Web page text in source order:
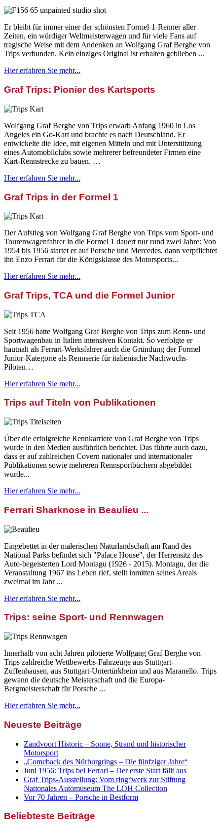
Er bleibt für immer einer der schönsten Formel-1-Renner aller
Zeiten, ein würdiger Weltmeisterwagen und für viele Fans auf
tragische Weise mit dem Andenken an Wolfgang Graf Berghe von
Trips verbunden. Kein einziges Original ist erhalten geblieben ...
Hier erfahren Sie mehr...
Graf Trips: Pionier des Kartsports
Wolfgang Graf Berghe von Trips erwarb Anfang 1960 in Los
Angeles ein Go-Kart und brachte es nach Deutschland. Er
entwickelte die Idee, mit eigenen Mitteln und mit Unterstützung
eines Automobilclubs sowie mehrerer befreundeter Firmen eine
Kart-Rennstrecke zu bauen. …
Hier erfahren Sie mehr...
Graf Trips in der Formel 1
Der Aufstieg von Wolfgang Graf Berghe von Trips vom Sport- und
Tourenwagenfahrer in die Formel 1 dauert nur rund zwei Jahre: Von
1954 bis 1956 startet er auf Porsche und Mercedes, dann verpflichtet
ihn Enzo Ferrari für die Königsklasse des Motorsports...
Hier erfahren Sie mehr...
Graf Trips, TCA und die Formel Junior
Seit 1956 hatte Wolfgang Graf Berghe von Trips zum Renn- und
Sportwagenbau in Italien intensiven Kontakt. So verfolgte er
hautnah als Ferrari-Werksfahrer auch die Gründung der Formel
Junior-Kategorie als Rennserie für italienische Nachwuchs-
Piloten…
Hier erfahren Sie mehr...
Trips auf Titeln von Publikationen
Über die erfolgreiche Rennkarriere von Graf Berghe von Trips
wurde in den Medien ausführlich berichtet. Das führte auch dazu,
dass er auf zahlreichen Covern nationaler und internationaler
Publikationen sowie mehreren Rennsportbüchern abgebildet
wurde...
Hier erfahren Sie mehr...
Ferrari Sharknose in Beaulieu ...
Eingebettet in der malerischen Naturlandschaft am Rand des
National Parks befindet sich "Palace House", der Herrensitz des
Auto-begeisterten Lord Montagu (1926 - 2015). Montagu, der die
Veranstaltung 1967 ins Leben rief, stellt inmitten seines Areals
zweimal im Jahr ...
Hier erfahren Sie mehr...
Trips: seine Sport- und Rennwagen
Innerhalb von acht Jahren pilotierte Wolfgang Graf Berghe von
Trips zahlreiche Wettbewerbs-Fahrzeuge aus Stuttgart-
Zuffenhausen, aus Stuttgart-Untertürkheim und aus Maranello. Trips
gewann die deutsche Meisterschaft und die Europa-
Bergmeisterschaft für Porsche ...
Hier erfahren Sie mehr...
Neueste Beiträge
Zandvoort Historic – Sonne, Strand und historischer
Motorsport
„Comeback des Nürburgrings – Die fünfziger Jahre“
Juni 1956: Trips bei Ferrari – Der erste Start fällt aus
Graf Trips-Ausstellung: Vom ring°werk zur Stiftung
Nationales Automuseum The LOH Collection
Vor 70 Jahren – Porsche in Bestform
Beliebteste Beiträge